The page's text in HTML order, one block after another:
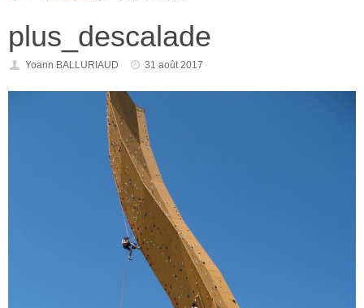
plus_descalade
Yoann BALLURIAUD 31 août 2017